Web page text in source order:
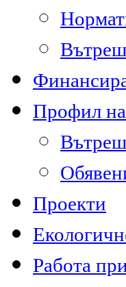
Профил
Проекти
Работа